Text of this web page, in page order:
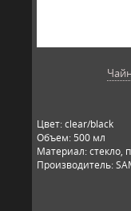
Цвет: clear/black
Объем: 500 мл
Материал: стекло,
Производитель: